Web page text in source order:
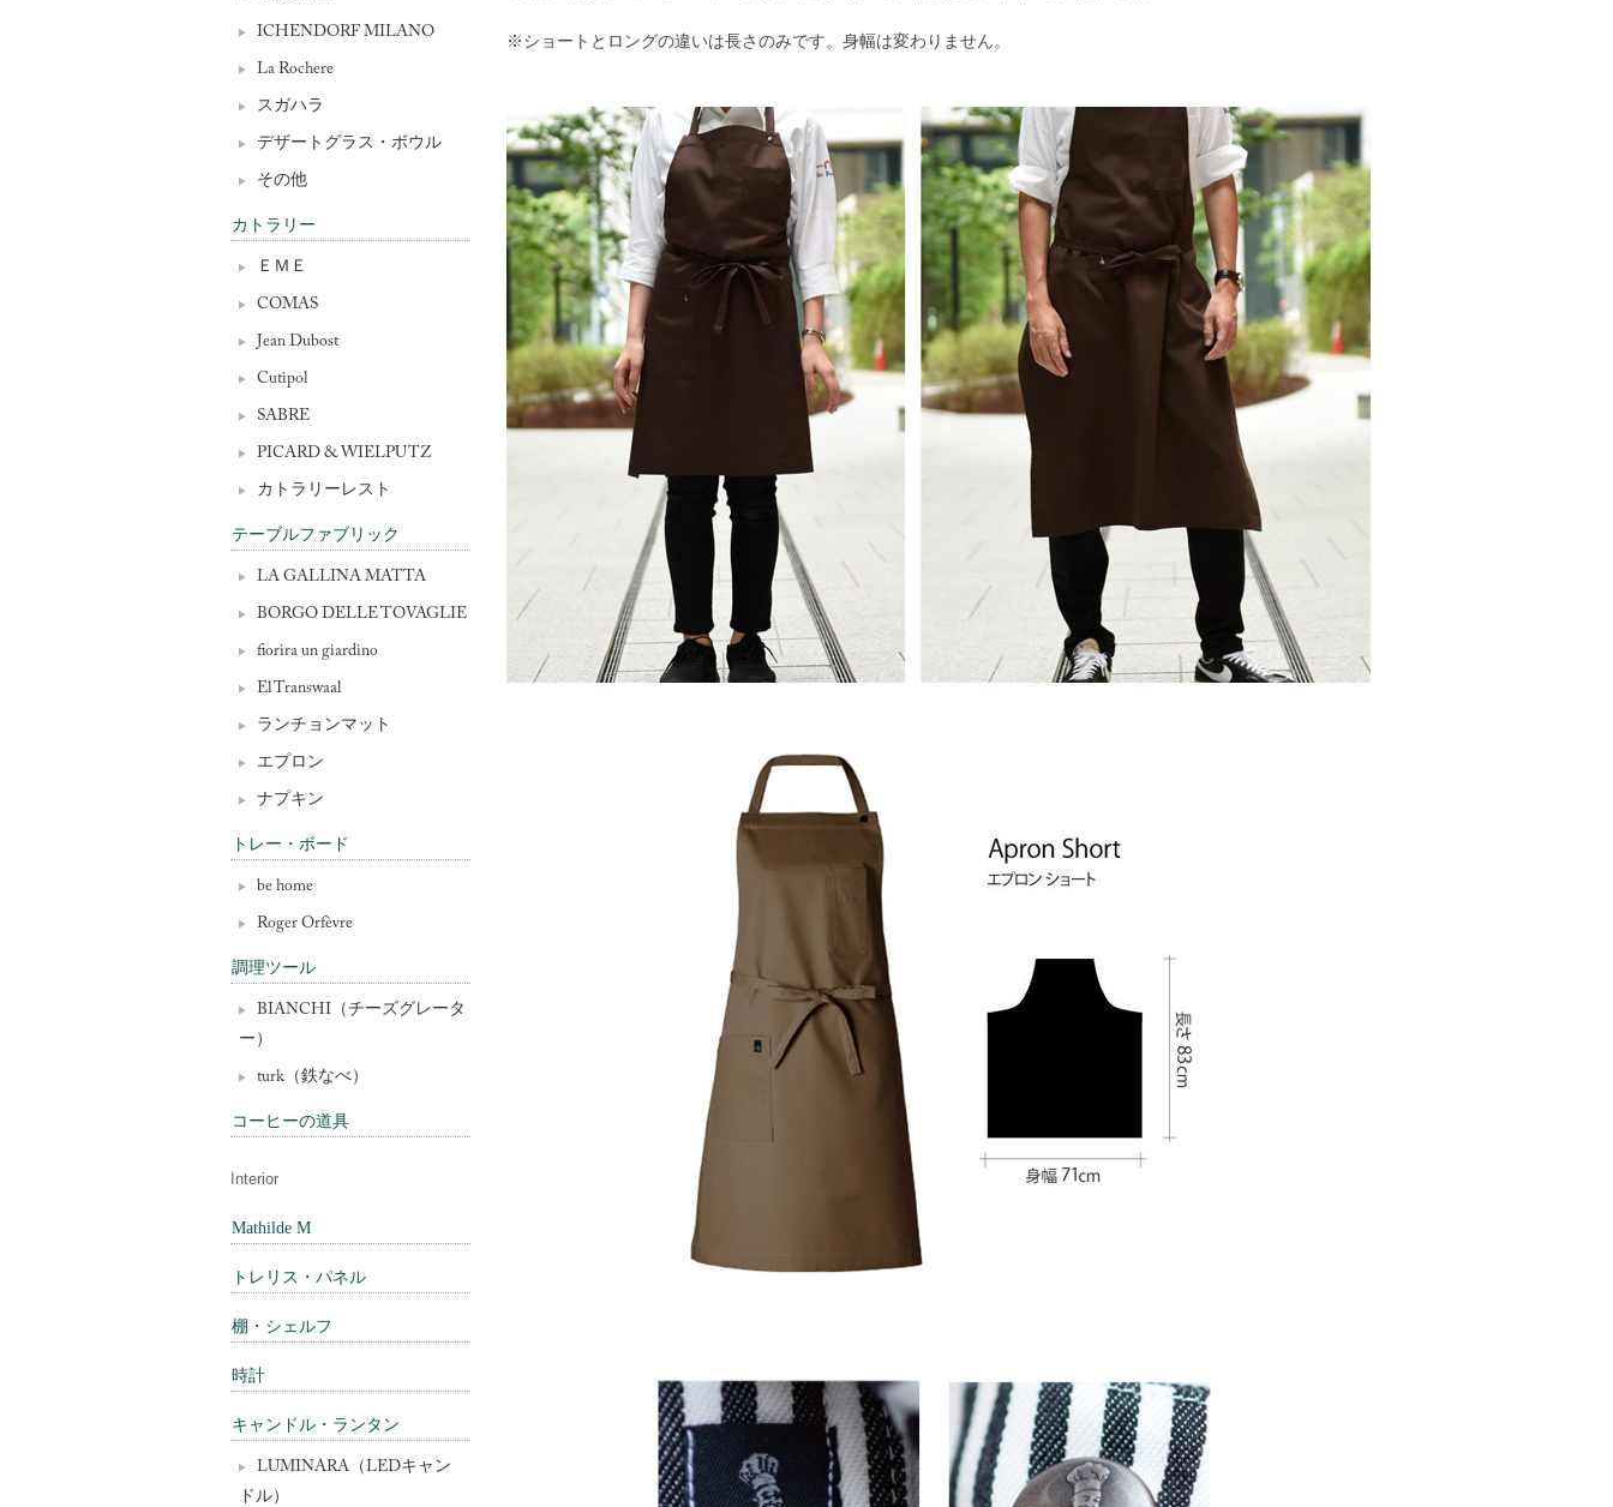
※ショートとロングの違いは長さのみです。身幅は変わりません。
ICHENDORF MILANO
La Rochere
スガハラ
デザートグラス・ボウル
その他
カトラリー
ＥＭＥ
COMAS
Jean Dubost
Cutipol
SABRE
PICARD & WIELPUTZ
カトラリーレスト
テーブルファブリック
LA GALLINA MATTA
BORGO DELLE TOVAGLIE
fiorira un giardino
El Transwaal
ランチョンマット
エプロン
ナプキン
トレー・ボード
be home
Roger Orfèvre
調理ツール
BIANCHI（チーズグレータ
ー）
turk（鉄なべ）
コーヒーの道具
Interior
Mathilde M
トレリス・パネル
棚・シェルフ
時計
キャンドル・ランタン
LUMINARA（LEDキャン
ドル）